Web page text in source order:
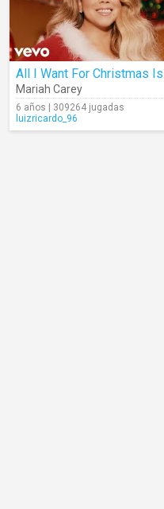
Mariah Carey
6 años | 309264 jugadas
luizricardo_96